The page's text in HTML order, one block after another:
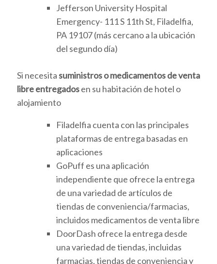
Jefferson University Hospital
Emergency- 111 S 11th St, Filadelfia,
PA 19107 (más cercano a la ubicación
del segundo día)
Si necesita suministros o medicamentos de venta
libre entregadosen su habitación de hotel o
alojamiento
Filadelfia cuenta con las principales
plataformas de entrega basadas en
aplicaciones
GoPuff es una aplicación
independiente que ofrece la entrega
de una variedad de artículos de
tiendas de conveniencia/farmacias,
incluidos medicamentos de venta libre
DoorDash ofrece la entrega desde
una variedad de tiendas, incluidas
farmacias, tiendas de conveniencia y